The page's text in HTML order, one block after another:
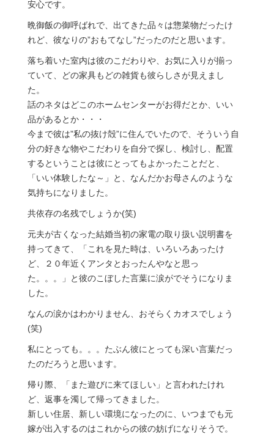
安心です。
晩御飯の御呼ばれで、出てきた品々は惣菜物だったけ
れど、彼なりの”おもてなし”だったのだと思います。
落ち着いた室内は彼のこだわりや、お気に入りが揃っ
ていて、どの家具もどの雑貨も彼らしさが見えまし
た。
話のネタはどこのホームセンターがお得だとか、いい
品があるとか・・・
今まで彼は”私の抜け殻”に住んでいたので、そういう自
分の好きな物やこだわりを自分で探し、検討し、配置
するということは彼にとってもよかったことだと、
「いい体験したな～」と、なんだかお母さんのような
気持ちになりました。
共依存の名残でしょうか(笑)
元夫が古くなった結婚当初の家電の取り扱い説明書を
持ってきて、「これを見た時は、いろいろあったけ
ど、２０年近くアンタとおったんやなと思っ
た。。。」と彼のこぼした言葉に涙がでそうになりま
した。
なんの涙かはわかりません、おそらくカオスでしょう
(笑)
私にとっても。。。たぶん彼にとっても深い言葉だっ
たのだろうと思います。
帰り際、「また遊びに来てほしい」と言われたけれ
ど、返事を濁して帰ってきました。
新しい住居、新しい環境になったのに、いつまでも元
嫁が出入するのはこれからの彼の妨げになりそうで。